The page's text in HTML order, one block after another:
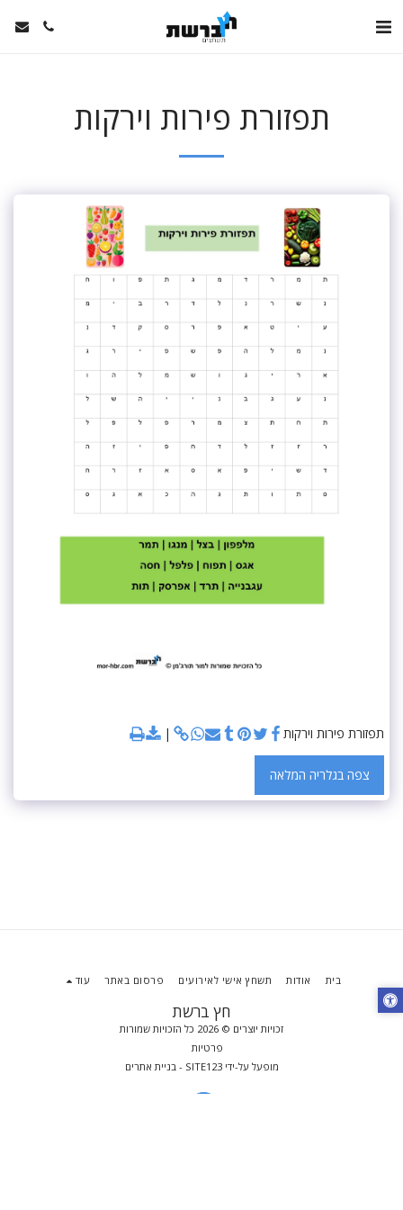
תפזורת פירות וירקות
תפזורת פירות וירקות
צפה בגלריה המלאה
חץ ברשת
זכויות יוצרים © 2026 כל הזכויות שמורות
פרטיות
מופעל על-ידיSITE123
- בניית אתרים
בית אודות תשחץ אישי לאירועים פרסום באתר עוד